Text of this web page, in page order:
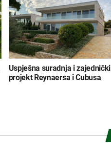
Uspješna suradnja i zajednički
projekt Reynaersa i Cubusa